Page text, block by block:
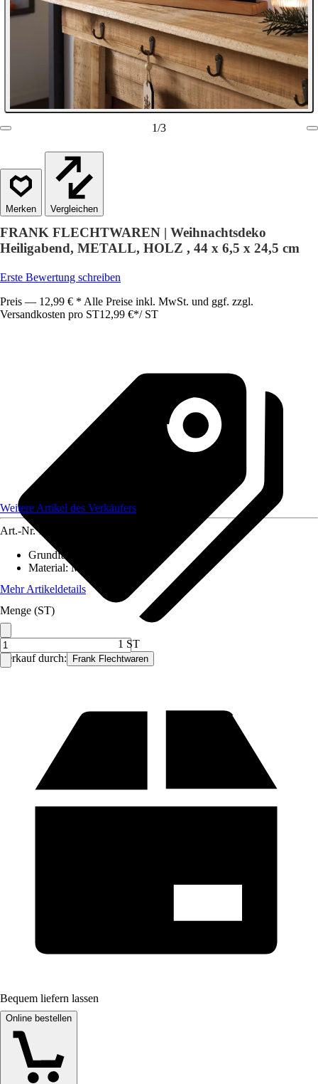
1/3
Vergleichen
FRANK FLECHTWAREN | Weihnachtsdeko
Heiligabend, METALL, HOLZ , 44 x 6,5 x 24,5 cm
Erste Bewertung schreiben
Preis — 12,99 € * Alle Preise inkl. MwSt. und ggf. zzgl.
Versandkosten pro ST12,99 €*/ ST
Verkauf durch: Frank Flechtwaren
Weitere Artikel des Verkäufers
Art.-Nr. 12584191
Grundfarbe
Material:Metall
Mehr Artikeldetails
Menge (ST)
1 ST
Bequem liefern lassen
Online bestellen